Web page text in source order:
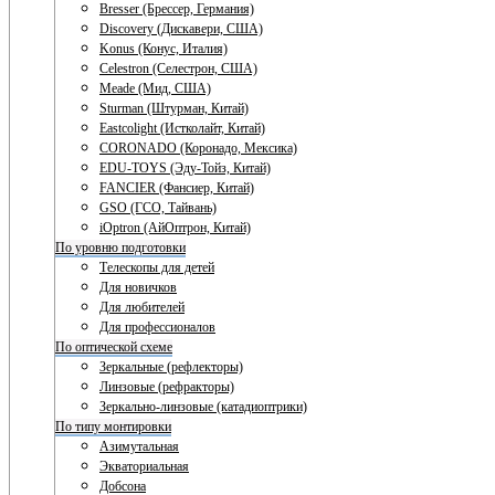
Bresser (Брессер, Германия)
Discovery (Дискавери, США)
Konus (Конус, Италия)
Celestron (Селестрон, США)
Meade (Мид, США)
Sturman (Штурман, Китай)
Eastcolight (Истколайт, Китай)
CORONADO (Коронадо, Мексика)
EDU-TOYS (Эду-Тойз, Китай)
FANCIER (Фансиер, Китай)
GSO (ГСО, Тайвань)
iOptron (АйОптрон, Китай)
По уровню подготовки
Телескопы для детей
Для новичков
Для любителей
Для профессионалов
По оптической схеме
Зеркальные (рефлекторы)
Линзовые (рефракторы)
Зеркально-линзовые (катадиоптрики)
По типу монтировки
Азимутальная
Экваториальная
Добсона